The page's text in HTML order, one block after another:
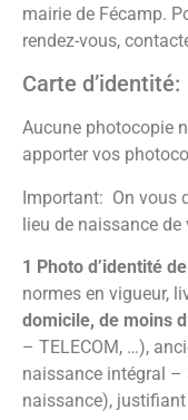
mairie de Fécamp.
rendez-vous,
Carte d’identité:
Aucune photocopie
apporter vos
Important: On vous
lieu de naissance de
1 Photo d’identité
normes en vigueur,
domicile, de moins
– TELECOM, …),
naissance intégral –
naissance), justifiant